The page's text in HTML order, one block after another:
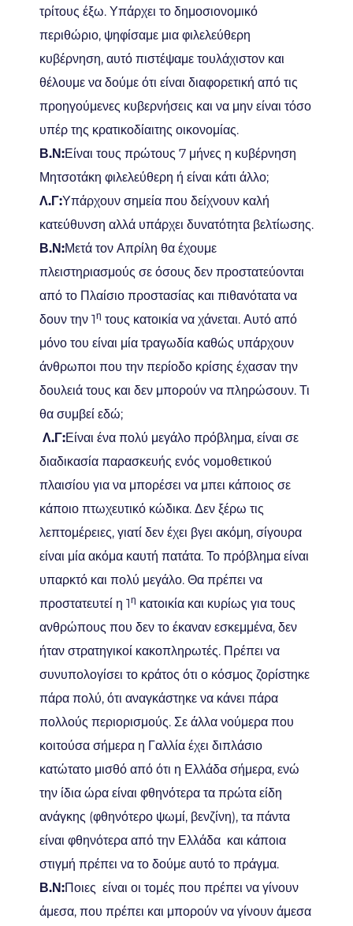
τρίτους έξω. Υπάρχει το δημοσιονομικό
περιθώριο, ψηφίσαμε μια φιλελεύθερη
κυβέρνηση, αυτό πιστέψαμε τουλάχιστον και
θέλουμε να δούμε ότι είναι διαφορετική από τις
προηγούμενες κυβερνήσεις και να μην είναι τόσο
υπέρ της κρατικοδίαιτης οικονομίας.
Β.Ν:Είναι τους πρώτους 7 μήνες η κυβέρνηση
Μητσοτάκη φιλελεύθερη ή είναι κάτι άλλο;
Λ.Γ:Υπάρχουν σημεία που δείχνουν καλή
κατεύθυνση αλλά υπάρχει δυνατότητα βελτίωσης.
Β.Ν:Μετά τον Απρίλη θα έχουμε
πλειστηριασμούς σε όσους δεν προστατεύονται
από το Πλαίσιο προστασίας και πιθανότατα να
δουν την 1η τους κατοικία να χάνεται. Αυτό από
μόνο του είναι μία τραγωδία καθώς υπάρχουν
άνθρωποι που την περίοδο κρίσης έχασαν την
δουλειά τους και δεν μπορούν να πληρώσουν. Τι
θα συμβεί εδώ;
Λ.Γ:Είναι ένα πολύ μεγάλο πρόβλημα, είναι σε
διαδικασία παρασκευής ενός νομοθετικού
πλαισίου για να μπορέσει να μπει κάποιος σε
κάποιο πτωχευτικό κώδικα. Δεν ξέρω τις
λεπτομέρειες, γιατί δεν έχει βγει ακόμη, σίγουρα
είναι μία ακόμα καυτή πατάτα. Το πρόβλημα είναι
υπαρκτό και πολύ μεγάλο. Θα πρέπει να
προστατευτεί η 1η κατοικία και κυρίως για τους
ανθρώπους που δεν το έκαναν εσκεμμένα, δεν
ήταν στρατηγικοί κακοπληρωτές. Πρέπει να
συνυπολογίσει το κράτος ότι ο κόσμος ζορίστηκε
πάρα πολύ, ότι αναγκάστηκε να κάνει πάρα
πολλούς περιορισμούς. Σε άλλα νούμερα που
κοιτούσα σήμερα η Γαλλία έχει διπλάσιο
κατώτατο μισθό από ότι η Ελλάδα σήμερα, ενώ
την ίδια ώρα είναι φθηνότερα τα πρώτα είδη
ανάγκης (φθηνότερο ψωμί, βενζίνη), τα πάντα
είναι φθηνότερα από την Ελλάδα και κάποια
στιγμή πρέπει να το δούμε αυτό το πράγμα.
Β.Ν:Ποιες είναι οι τομές που πρέπει να γίνουν
άμεσα, που πρέπει και μπορούν να γίνουν άμεσα